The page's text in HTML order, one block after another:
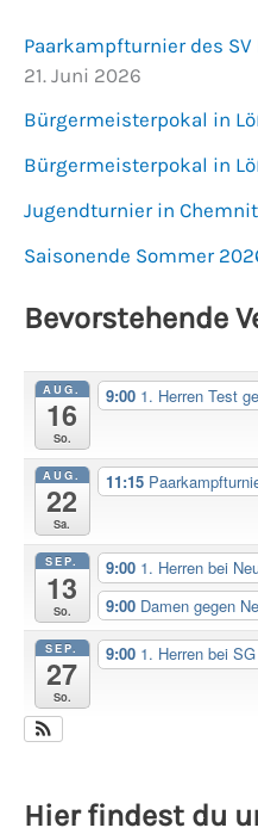
Paarkampfturnier des
21. Juni 2026
Bürgermeisterpokal in
Bürgermeisterpokal in
Jugendturnier in
Saisonende Sommer
Bevorstehende
AUG.
16
So.
9:00 1. Herren Test
AUG.
22
Sa.
11:15
SEP.
13
So.
9:00 1. Herren bei
9:00 Damen gegen
SEP.
27
So.
9:00 1. Herren bei
Hier findest du